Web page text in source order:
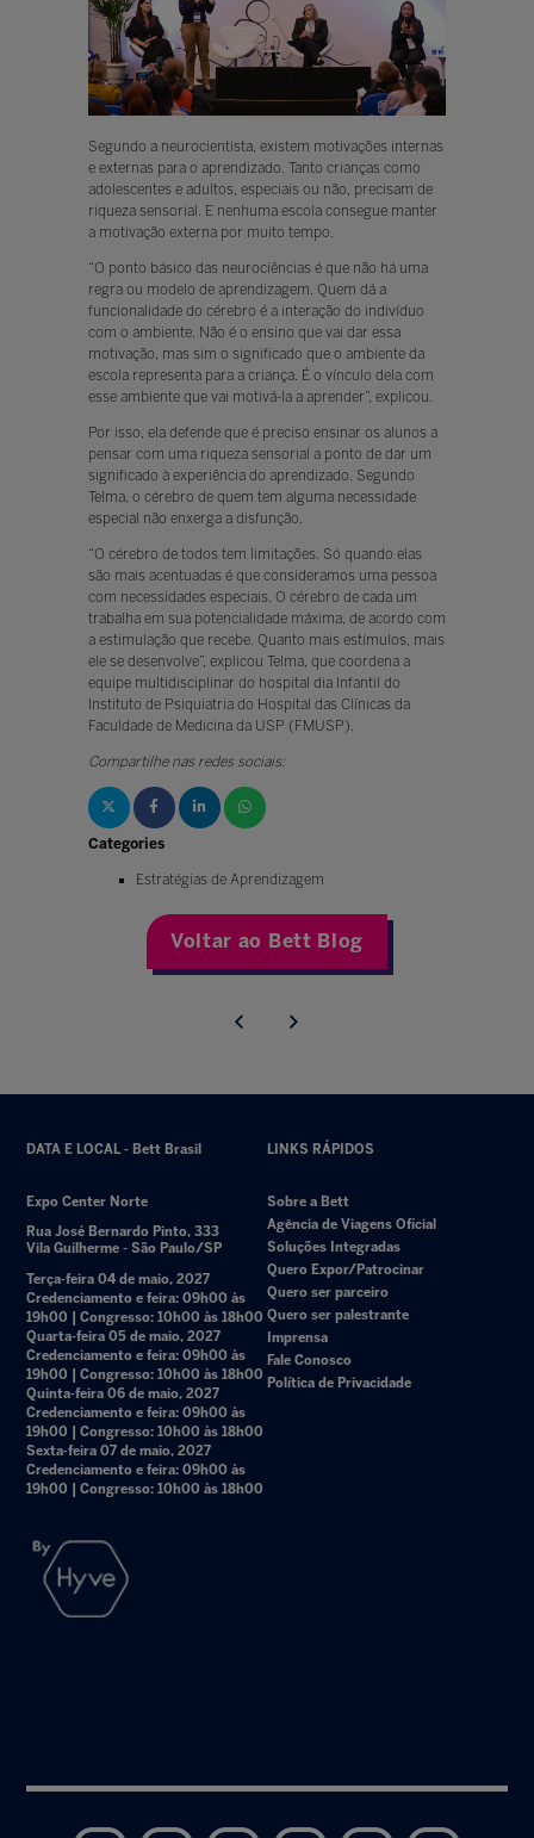
Segundo a neurocientista, existem motivações internas
e externas para o aprendizado. Tanto crianças como
adolescentes e adultos, especiais ou não, precisam de
riqueza sensorial. E nenhuma escola consegue manter
a motivação externa por muito tempo.
“O ponto básico das neurociências é que não há uma
regra ou modelo de aprendizagem. Quem dá a
funcionalidade do cérebro é a interação do indivíduo
com o ambiente. Não é o ensino que vai dar essa
motivação, mas sim o significado que o ambiente da
escola representa para a criança. É o vínculo dela com
esse ambiente que vai motivá-la a aprender”, explicou.
Por isso, ela defende que é preciso ensinar os alunos a
pensar com uma riqueza sensorial a ponto de dar um
significado à experiência do aprendizado. Segundo
Telma, o cérebro de quem tem alguma necessidade
especial não enxerga a disfunção.
“O cérebro de todos tem limitações. Só quando elas
são mais acentuadas é que consideramos uma pessoa
com necessidades especiais. O cérebro de cada um
trabalha em sua potencialidade máxima, de acordo com
a estimulação que recebe. Quanto mais estímulos, mais
ele se desenvolve”, explicou Telma, que coordena a
equipe multidisciplinar do hospital dia Infantil do
Instituto de Psiquiatria do Hospital das Clínicas da
Faculdade de Medicina da USP (FMUSP).
Compartilhe nas redes sociais:
Categories
Estratégias de Aprendizagem
Voltar ao Bett Blog
DATA E LOCAL - Bett Brasil
Expo Center Norte
Rua José Bernardo Pinto, 333
Vila Guilherme - São Paulo/SP
Terça-feira 04 de maio, 2027
Credenciamento e feira: 09h00 às
19h00 | Congresso: 10h00 às 18h00
Quarta-feira 05 de maio, 2027
Credenciamento e feira: 09h00 às
19h00 | Congresso: 10h00 às 18h00
Quinta-feira 06 de maio, 2027
Credenciamento e feira: 09h00 às
19h00 | Congresso: 10h00 às 18h00
Sexta-feira 07 de maio, 2027
Credenciamento e feira: 09h00 às
19h00 | Congresso: 10h00 às 18h00
LINKS RÁPIDOS
Sobre a Bett
Agência de Viagens Oficial
Soluções Integradas
Quero Expor/Patrocinar
Quero ser parceiro
Quero ser palestrante
Imprensa
Fale Conosco
Política de Privacidade